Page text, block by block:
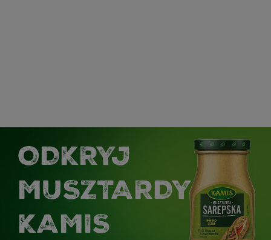
ODKRYJ
MUSZTARDY
KAMIS